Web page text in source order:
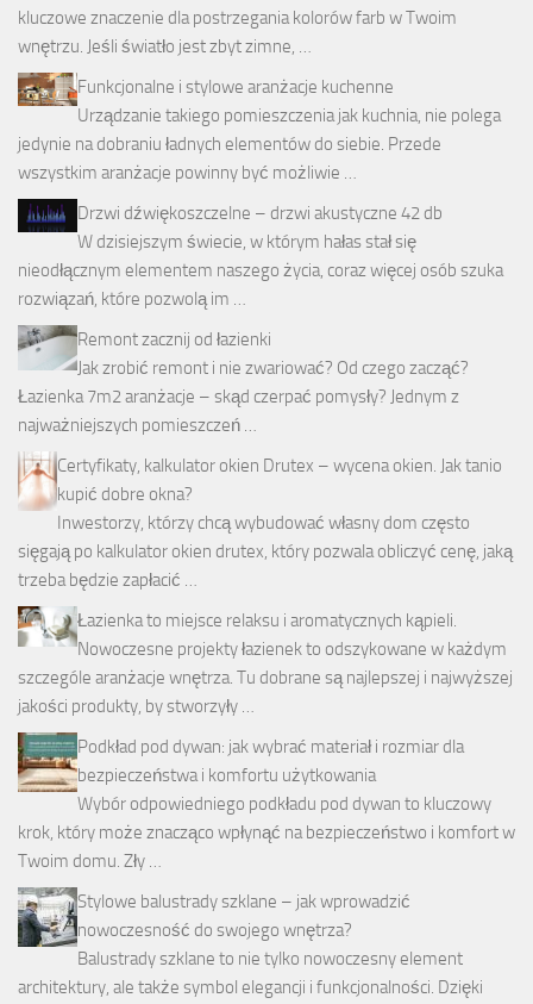
kluczowe znaczenie dla postrzegania kolorów farb w Twoim
wnętrzu. Jeśli światło jest zbyt zimne, …
Funkcjonalne i stylowe aranżacje kuchenne
Urządzanie takiego pomieszczenia jak kuchnia, nie polega
jedynie na dobraniu ładnych elementów do siebie. Przede
wszystkim aranżacje powinny być możliwie …
Drzwi dźwiękoszczelne – drzwi akustyczne 42 db
W dzisiejszym świecie, w którym hałas stał się
nieodłącznym elementem naszego życia, coraz więcej osób szuka
rozwiązań, które pozwolą im …
Remont zacznij od łazienki
Jak zrobić remont i nie zwariować? Od czego zacząć?
Łazienka 7m2 aranżacje – skąd czerpać pomysły? Jednym z
najważniejszych pomieszczeń …
Certyfikaty, kalkulator okien Drutex – wycena okien. Jak tanio
kupić dobre okna?
Inwestorzy, którzy chcą wybudować własny dom często
sięgają po kalkulator okien drutex, który pozwala obliczyć cenę, jaką
trzeba będzie zapłacić …
Łazienka to miejsce relaksu i aromatycznych kąpieli.
Nowoczesne projekty łazienek to odszykowane w każdym
szczególe aranżacje wnętrza. Tu dobrane są najlepszej i najwyższej
jakości produkty, by stworzyły …
Podkład pod dywan: jak wybrać materiał i rozmiar dla
bezpieczeństwa i komfortu użytkowania
Wybór odpowiedniego podkładu pod dywan to kluczowy
krok, który może znacząco wpłynąć na bezpieczeństwo i komfort w
Twoim domu. Zły …
Stylowe balustrady szklane – jak wprowadzić
nowoczesność do swojego wnętrza?
Balustrady szklane to nie tylko nowoczesny element
architektury, ale także symbol elegancji i funkcjonalności. Dzięki